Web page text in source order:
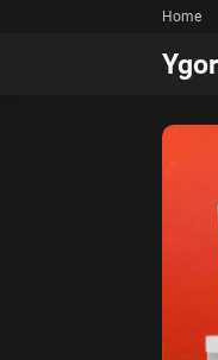
Home